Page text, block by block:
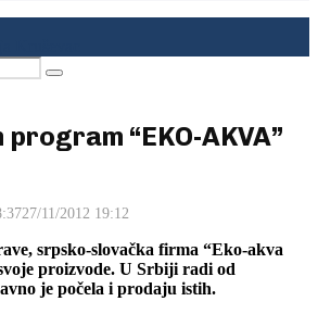
Pretraga
“EKO-AKVA”
27/11/2012 19:12
srpsko-slovačka firma “Eko-akva
proizvode. U Srbiji radi od
je počela i prodaju istih.